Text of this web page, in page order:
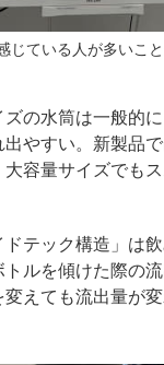
じている人が多いこ
の水筒は一般的
やすい。新製品
容量サイズでも
テック構造」は
ルを傾けた際の
えても流出量が